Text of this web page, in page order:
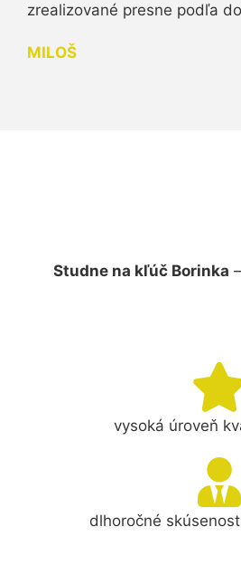
zrealizované presne podľa
MILOŠ
Studne na kľúč Borinka
vysoká úroveň
dlhoročné